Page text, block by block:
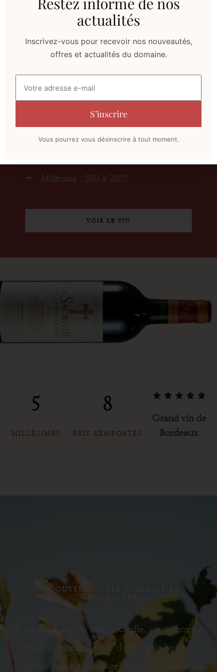
MILLÉSIMES
5
PRIX REMPORTÉS
8     
Grand vin de
Bordeaux
NOS VINS
La Sacristie
Millésime : 2013 à 2022
VOIR LE VIN
DÉCOUVREZ NOTRE DOMAINE LA
VIEILLE CURE
Pour nous, ouvrir une bouteille, c’est comme
plonger dans les lignes d’une belle histoire.
Comme partir en voyage, à la rencontre d’un
actualités
Inscrivez-vous pour recevoir nos nouveautés,
offres et actualités du domaine.
Vous pourrez vous désinscrire à tout moment.